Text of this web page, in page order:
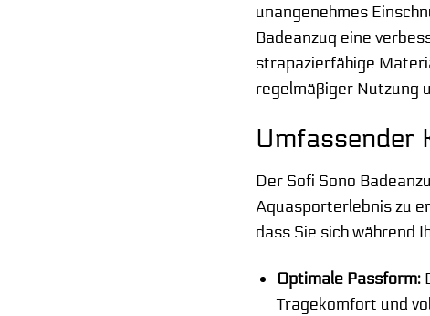
unangenehmes
Badeanzug eine
strapazierfähige
regelmäßiger Nutzung
Umfassender
Der Sofi Sono
Aquasporterlebnis zu
dass Sie sich während
Optimale Passform:
Tragekomfort und